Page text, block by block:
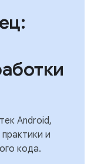
Android,
и
кода.